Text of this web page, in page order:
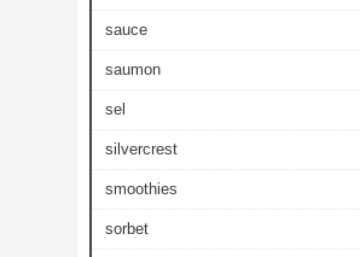
sauce
saumon
sel
silvercrest
smoothies
sorbet